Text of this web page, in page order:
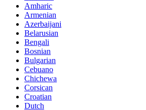
Amharic
Armenian
Azerbaijani
Belarusian
Bengali
Bosnian
Bulgarian
Cebuano
Chichewa
Corsican
Croatian
Dutch